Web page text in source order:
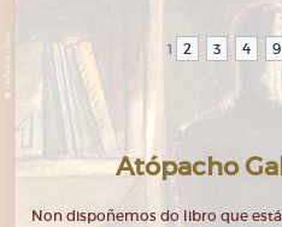
1 2 3 4 9
Atópacho
Non dispoñemos do libro que